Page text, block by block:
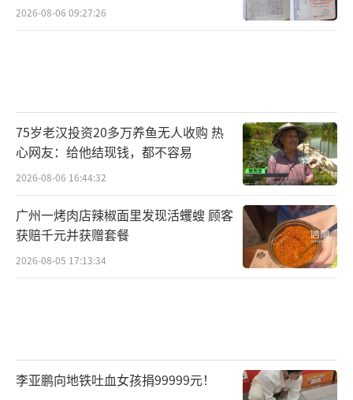
2026-08-06 09:27:26
75岁老汉投资20多万养鱼无人收购 热
心网友：给他结现钱，都不容易
2026-08-06 16:44:32
广州一烤肉店辣椒面里发现活蠼螋 顾客
获赔千元并获赠套餐
2026-08-05 17:13:34
李亚鹏向地铁吐血女孩捐99999元！